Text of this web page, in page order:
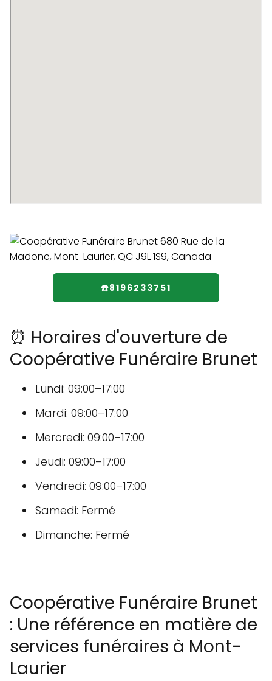
☎️8196233751
⏰ Horaires d'ouverture de
Coopérative Funéraire Brunet
Lundi: 09:00–17:00
Mardi: 09:00–17:00
Mercredi: 09:00–17:00
Jeudi: 09:00–17:00
Vendredi: 09:00–17:00
Samedi: Fermé
Dimanche: Fermé
Coopérative Funéraire Brunet
: Une référence en matière de
services funéraires à Mont-
Laurier